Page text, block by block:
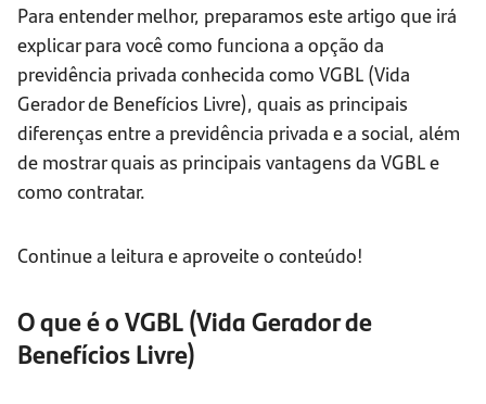
Para entender melhor, preparamos este artigo que irá
explicar para você como funciona a opção da
previdência privada conhecida como VGBL (Vida
Gerador de Benefícios Livre), quais as principais
diferenças entre a previdência privada e a social, além
de mostrar quais as principais vantagens da VGBL e
como contratar.
Continue a leitura e aproveite o conteúdo!
O que é o VGBL (Vida Gerador de
Benefícios Livre)